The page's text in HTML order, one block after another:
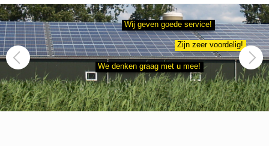
Zijn zeer voordelig!
Wij geven goede service!
We denken graag met u mee!